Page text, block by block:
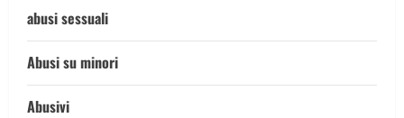
abusi sessuali
Abusi su minori
Abusivi